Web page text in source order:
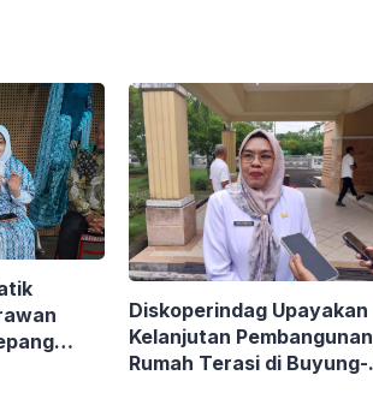
Diskoperindag Upayakan
Kelanjutan Pembangunan
Rumah Terasi di Buyung-